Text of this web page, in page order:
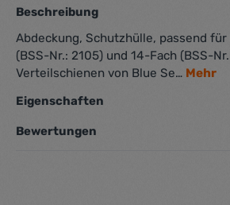
Beschreibung
Abdeckung, Schutzhülle, passend
(BSS-Nr.: 2105) und 14-Fach (BSS-
Verteilschienen von Blue Se… Mehr
Eigenschaften
Bewertungen